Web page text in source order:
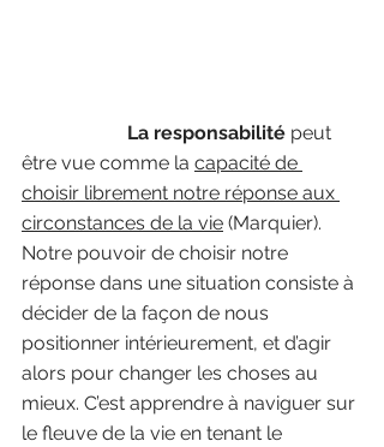
La responsabilité peut
être vue comme la capacité de
choisir librement notre réponse aux
circonstances de la vie (Marquier).
Notre pouvoir de choisir notre
réponse dans une situation consiste à
décider de la façon de nous
positionner intérieurement, et d’agir
alors pour changer les choses au
mieux. C’est apprendre à naviguer sur
le fleuve de la vie en tenant le